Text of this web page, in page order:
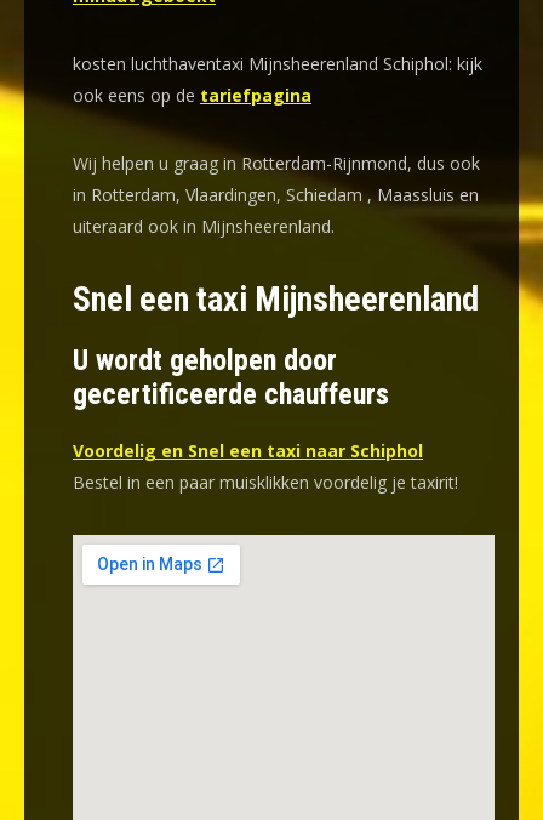
kosten luchthaventaxi Mijnsheerenland Schiphol: kijk
ook eens op de tariefpagina
Wij helpen u graag in Rotterdam-Rijnmond, dus ook
in Rotterdam, Vlaardingen, Schiedam , Maassluis en
uiteraard ook in Mijnsheerenland.
Snel een taxi Mijnsheerenland
U wordt geholpen door
gecertificeerde chauffeurs
Voordelig en Snel een taxi naar Schiphol
Bestel in een paar muisklikken voordelig je taxirit!